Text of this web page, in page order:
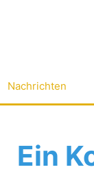
Nachrichten
Ein